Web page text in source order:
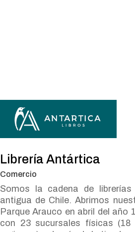
Librería Antártica
Comercio
Somos la cadena de
antigua de Chile. Abrimos
Parque Arauco en abril del año
con 23 sucursales físicas